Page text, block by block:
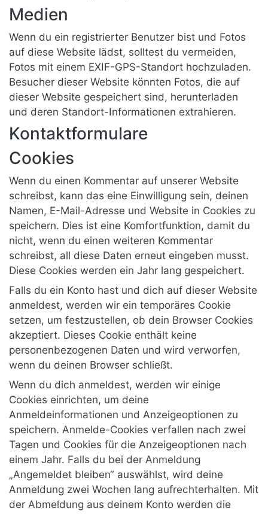
Medien
Wenn du ein registrierter Benutzer bist und Fotos
auf diese Website lädst, solltest du vermeiden,
Fotos mit einem EXIF-GPS-Standort hochzuladen.
Besucher dieser Website könnten Fotos, die auf
dieser Website gespeichert sind, herunterladen
und deren Standort-Informationen extrahieren.
Kontaktformulare
Cookies
Wenn du einen Kommentar auf unserer Website
schreibst, kann das eine Einwilligung sein, deinen
Namen, E-Mail-Adresse und Website in Cookies zu
speichern. Dies ist eine Komfortfunktion, damit du
nicht, wenn du einen weiteren Kommentar
schreibst, all diese Daten erneut eingeben musst.
Diese Cookies werden ein Jahr lang gespeichert.
Falls du ein Konto hast und dich auf dieser Website
anmeldest, werden wir ein temporäres Cookie
setzen, um festzustellen, ob dein Browser Cookies
akzeptiert. Dieses Cookie enthält keine
personenbezogenen Daten und wird verworfen,
wenn du deinen Browser schließt.
Wenn du dich anmeldest, werden wir einige
Cookies einrichten, um deine
Anmeldeinformationen und Anzeigeoptionen zu
speichern. Anmelde-Cookies verfallen nach zwei
Tagen und Cookies für die Anzeigeoptionen nach
einem Jahr. Falls du bei der Anmeldung
„Angemeldet bleiben“ auswählst, wird deine
Anmeldung zwei Wochen lang aufrechterhalten. Mit
der Abmeldung aus deinem Konto werden die